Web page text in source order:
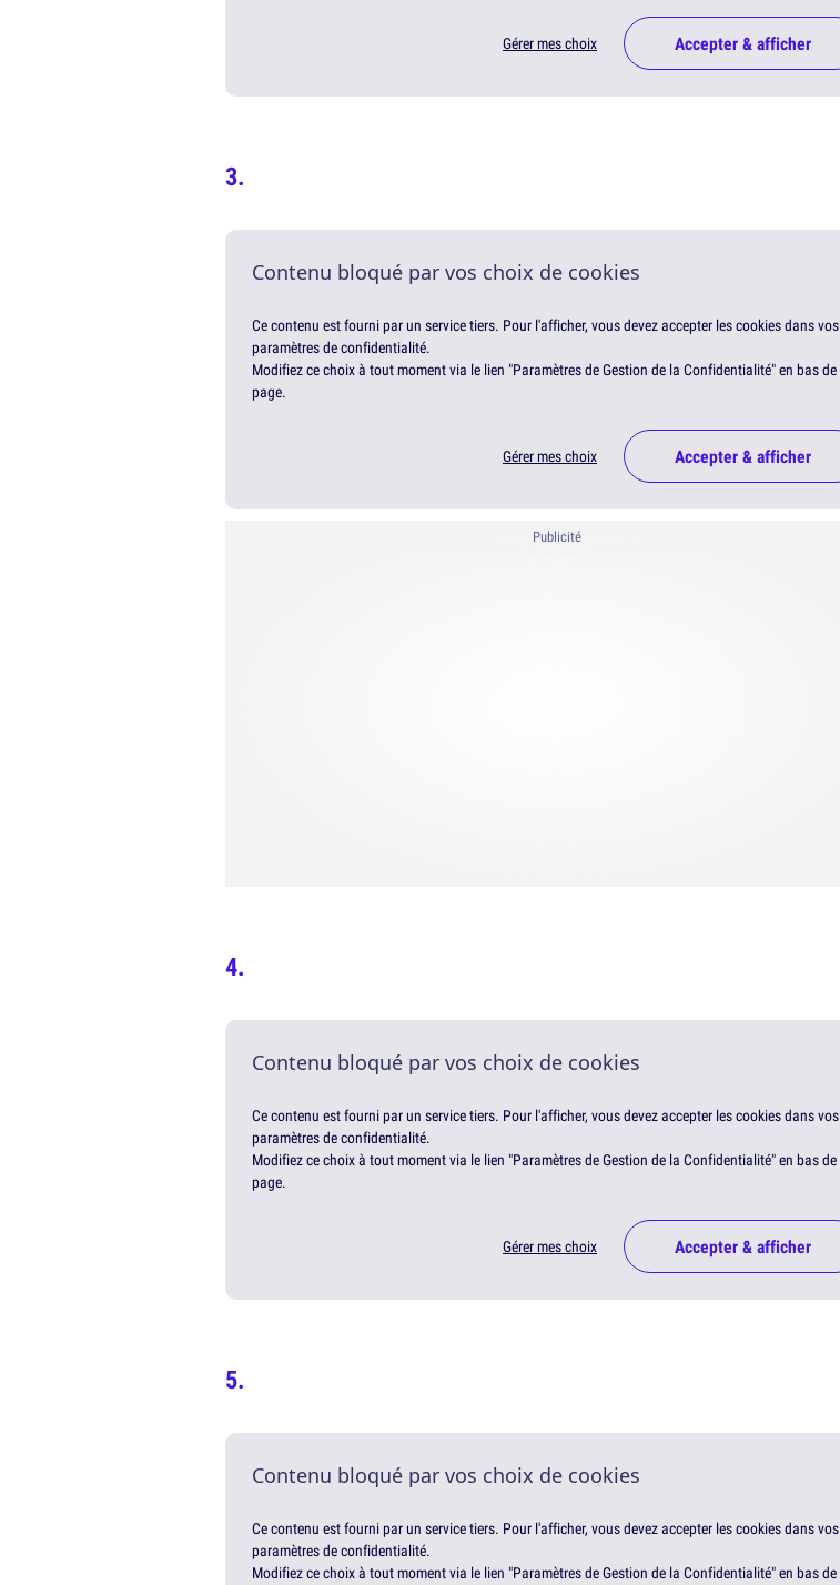
Gérer mes choix Accepter & afficher
Contenu bloqué par vos choix de cookies
Ce contenu est fourni par un service tiers. Pour l'afficher, vous devez accepter les cookies dans vos
paramètres de confidentialité.
Modifiez ce choix à tout moment via le lien "Paramètres de Gestion de la Confidentialité" en bas de
page.
Gérer mes choix Accepter & afficher
Publicité
Contenu bloqué par vos choix de cookies
Ce contenu est fourni par un service tiers. Pour l'afficher, vous devez accepter les cookies dans vos
paramètres de confidentialité.
Modifiez ce choix à tout moment via le lien "Paramètres de Gestion de la Confidentialité" en bas de
page.
Gérer mes choix Accepter & afficher
Contenu bloqué par vos choix de cookies
Ce contenu est fourni par un service tiers. Pour l'afficher, vous devez accepter les cookies dans vos
paramètres de confidentialité.
Modifiez ce choix à tout moment via le lien "Paramètres de Gestion de la Confidentialité" en bas de